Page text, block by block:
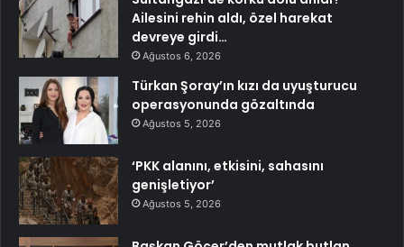
Ailesini rehin aldı, özel harekat
devreye girdi…
Ağustos 6, 2026
Türkan Şoray’ın kızı da uyuşturucu
operasyonunda gözaltında
Ağustos 5, 2026
‘PKK alanını, etkisini, sahasını
genişletiyor’
Ağustos 5, 2026